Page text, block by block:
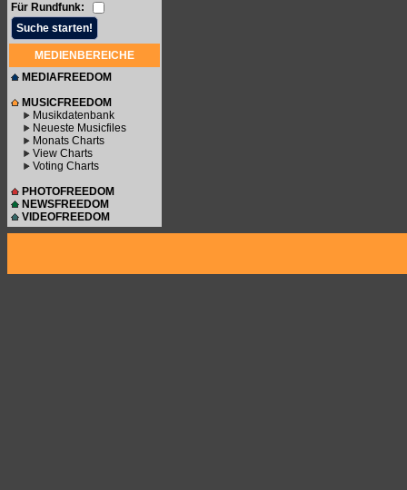
Für Rundfunk:
MEDIENBEREICHE
MEDIAFREEDOM
MUSICFREEDOM
Musikdatenbank
Neueste Musicfiles
Monats Charts
View Charts
Voting Charts
PHOTOFREEDOM
NEWSFREEDOM
VIDEOFREEDOM